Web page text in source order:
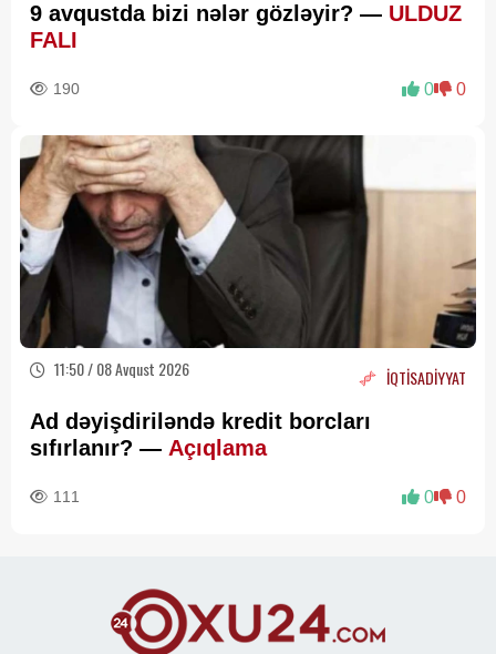
9 avqustda bizi nələr gözləyir? — ULDUZ
FALI
190 0 0
11:50 / 08 Avqust 2026 İQTİSADİYYAT
Ad dəyişdiriləndə kredit borcları
sıfırlanır? — Açıqlama
111 0 0